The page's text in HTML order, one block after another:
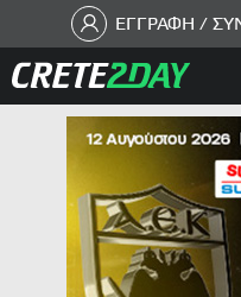
ΕΓΓΡΑΦΗ /